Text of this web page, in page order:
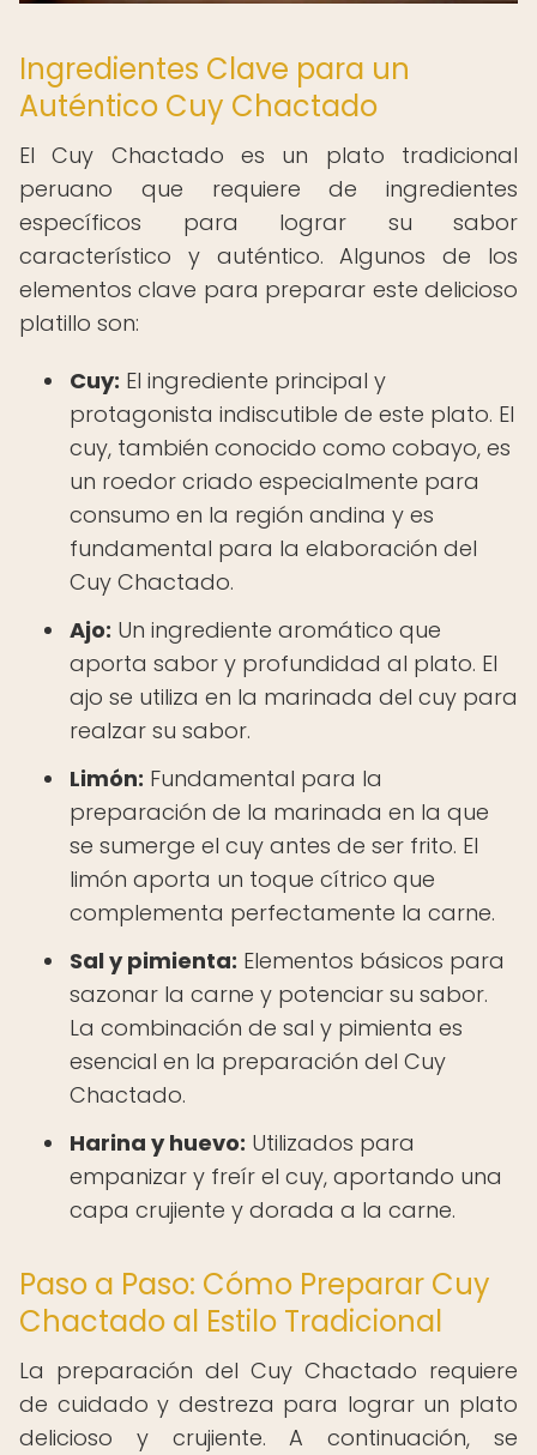
Ingredientes Clave para un
Auténtico Cuy Chactado
El Cuy Chactado es un plato tradicional
peruano que requiere de ingredientes
específicos para lograr su sabor
característico y auténtico. Algunos de los
elementos clave para preparar este delicioso
platillo son:
Cuy: El ingrediente principal y
protagonista indiscutible de este plato. El
cuy, también conocido como cobayo, es
un roedor criado especialmente para
consumo en la región andina y es
fundamental para la elaboración del
Cuy Chactado.
Ajo: Un ingrediente aromático que
aporta sabor y profundidad al plato. El
ajo se utiliza en la marinada del cuy para
realzar su sabor.
Limón: Fundamental para la
preparación de la marinada en la que
se sumerge el cuy antes de ser frito. El
limón aporta un toque cítrico que
complementa perfectamente la carne.
Sal y pimienta: Elementos básicos para
sazonar la carne y potenciar su sabor.
La combinación de sal y pimienta es
esencial en la preparación del Cuy
Chactado.
Harina y huevo: Utilizados para
empanizar y freír el cuy, aportando una
capa crujiente y dorada a la carne.
Paso a Paso: Cómo Preparar Cuy
Chactado al Estilo Tradicional
La preparación del Cuy Chactado requiere
de cuidado y destreza para lograr un plato
delicioso y crujiente. A continuación, se